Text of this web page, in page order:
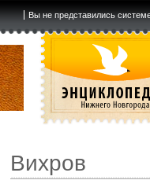
Вы не представились
Вихров